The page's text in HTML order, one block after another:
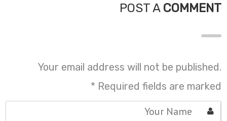
POST A COMMENT
Your email address will not be published.
Required fields are marked
*